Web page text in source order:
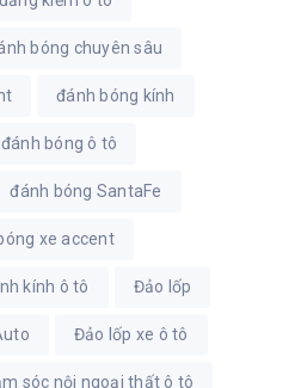
bóng chuyên sâu
đánh bóng kính
đánh bóng ô tô
đánh bóng SantaFe
xe accent
kính ô tô Đảo lốp
Đảo lốp xe ô tô
sóc nội ngoại thất ô tô